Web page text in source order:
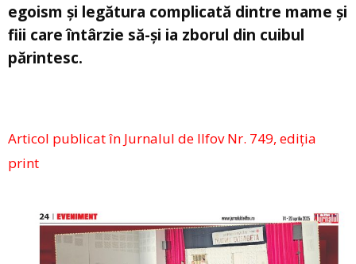
egoism și legătura complicată dintre mame și
fiii care întârzie să-și ia zborul din cuibul
părintesc.
Articol publicat în Jurnalul de Ilfov Nr. 749, ediția
print